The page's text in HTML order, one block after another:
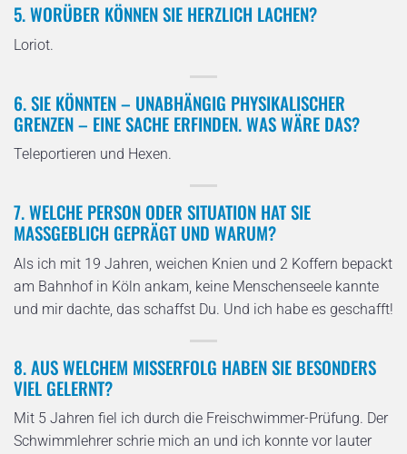
5. WORÜBER KÖNNEN SIE HERZLICH LACHEN?
Loriot.
6. SIE KÖNNTEN – UNABHÄNGIG PHYSIKALISCHER
GRENZEN – EINE SACHE ERFINDEN. WAS WÄRE DAS?
Teleportieren und Hexen.
7. WELCHE PERSON ODER SITUATION HAT SIE
MASSGEBLICH GEPRÄGT UND WARUM?
Als ich mit 19 Jahren, weichen Knien und 2 Koffern bepackt
am Bahnhof in Köln ankam, keine Menschenseele kannte
und mir dachte, das schaffst Du. Und ich habe es geschafft!
8. AUS WELCHEM MISSERFOLG HABEN SIE BESONDERS
VIEL GELERNT?
Mit 5 Jahren fiel ich durch die Freischwimmer-Prüfung. Der
Schwimmlehrer schrie mich an und ich konnte vor lauter